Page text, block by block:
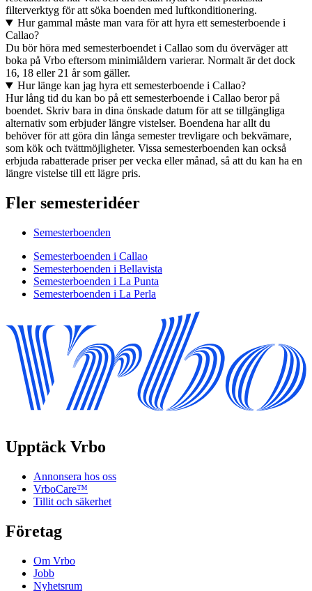
filterverktyg för att söka boenden med luftkonditionering.
Hur gammal måste man vara för att hyra ett semesterboende i
Callao?
Du bör höra med semesterboendet i Callao som du överväger att
boka på Vrbo eftersom minimiåldern varierar. Normalt är det dock
16, 18 eller 21 år som gäller.
Hur länge kan jag hyra ett semesterboende i Callao?
Hur lång tid du kan bo på ett semesterboende i Callao beror på
boendet. Skriv bara in dina önskade datum för att se tillgängliga
alternativ som erbjuder längre vistelser. Boendena har allt du
behöver för att göra din långa semester trevligare och bekvämare,
som kök och tvättmöjligheter. Vissa semesterboenden kan också
erbjuda rabatterade priser per vecka eller månad, så att du kan ha en
längre vistelse till ett lägre pris.
Fler semesteridéer
Semesterboenden
Semesterboenden i Callao
Semesterboenden i Bellavista
Semesterboenden i La Punta
Semesterboenden i La Perla
Upptäck Vrbo
Annonsera hos oss
VrboCare™
Tillit och säkerhet
Företag
Om Vrbo
Jobb
Nyhetsrum